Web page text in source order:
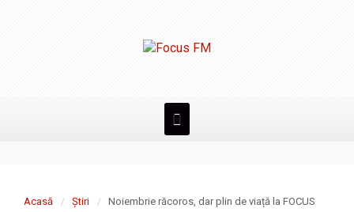
Acasă Știri
Noiembrie răcoros, dar plin de viață la FOCUS